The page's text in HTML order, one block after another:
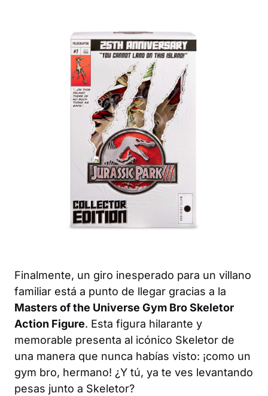
Finalmente, un giro inesperado para un villano
familiar está a punto de llegar gracias a la
Masters of the Universe Gym Bro Skeletor
Action Figure. Esta figura hilarante y
memorable presenta al icónico Skeletor de
una manera que nunca habías visto: ¡como un
gym bro, hermano! ¿Y tú, ya te ves levantando
pesas junto a Skeletor?